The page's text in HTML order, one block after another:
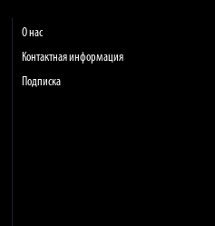
О нас
Контактная информация
Подписка